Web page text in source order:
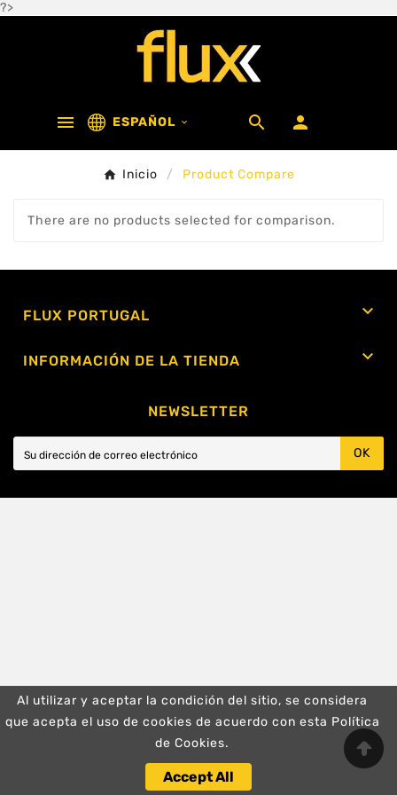
?>
Al utilizar y aceptar la condición del sitio, se considera
que acepta el uso de cookies de acuerdo con esta Política
de Cookies.
Accept All
 ESPAÑOL   
Inicio Product Compare
There are no products selected for comparison.
FLUX PORTUGAL 
INFORMACIÓN DE LA TIENDA 
NEWSLETTER
OK